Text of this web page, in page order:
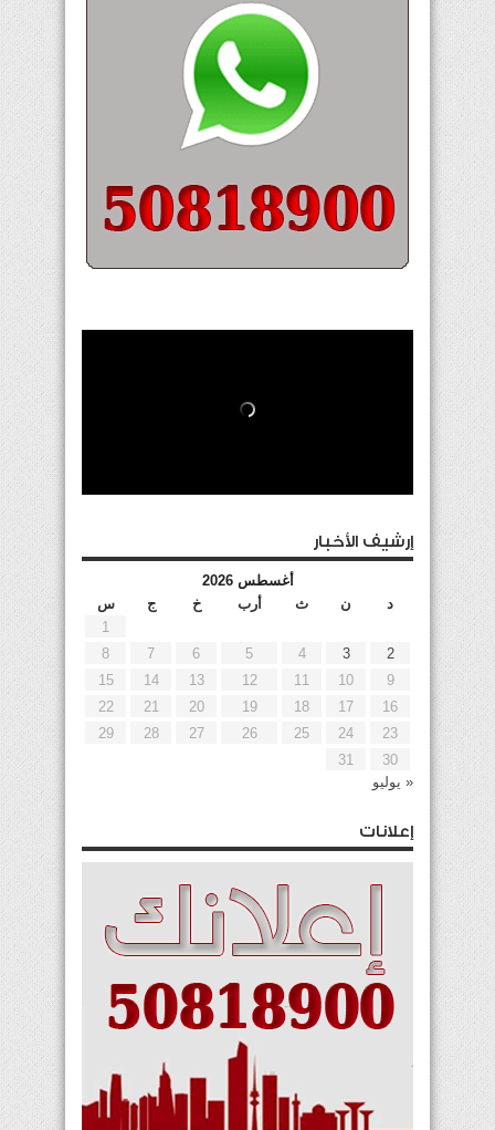
إرشيف الأخبار
أغسطس 2026
د
ن ث أرب خ ج
س
1
2
3
4
5
6
7
8
9
10
11
12
13
14
15
16
17
18
19
20
21
22
23
24
25
26
27
28
29
30
31
« يوليو
إعلانات